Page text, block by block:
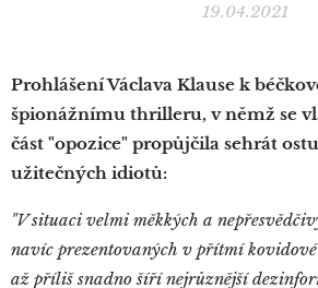
19.04.2021
Prohlášení Václava Klause k
špionážnímu thrilleru, v němž se
část "opozice" propůjčila sehrát
užitečných idiotů:
"V situaci velmi měkkých a
navíc prezentovaných v přítmí kovidové
až příliš snadno šíří nejrůznější